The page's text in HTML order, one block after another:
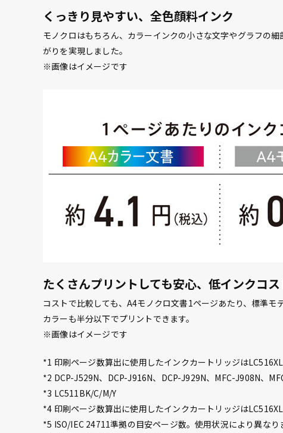
くっきり見やすい、全色顔料インク
モノクロはもちろん、カラーインクの小さな文字やグラフの
がりを実現しました。
※画像はイメージです
たくさんプリントしても安心、低インクコス
コストで比較しても、A4モノクロ文書1ページあたり、標準モ
カラーも半分以下でプリントできます。
※画像はイメージです
*1 印刷ページ数算出に使用したインクカートリッジは
*2 DCP-J529N、DCP-J916N、DCP-J929N、MFC-J908N、
*3 LC511BK/C/M/Y
*4 印刷ページ数算出に使用したインクカートリッジはLC516XL
*5 ISO/IEC 24711準拠の目安ページ数。使用状況により異なり